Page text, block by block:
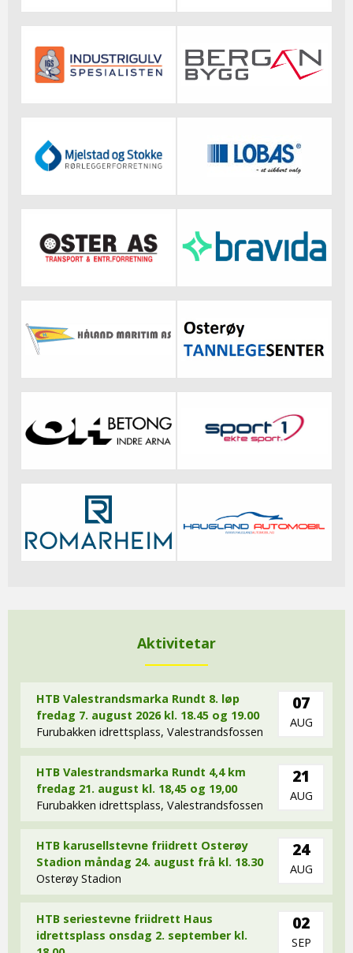
Aktivitetar
HTB Valestrandsmarka Rundt 8. løp
fredag 7. august 2026 kl. 18.45 og 19.00
Furubakken idrettsplass, Valestrandsfossen
07
AUG
HTB Valestrandsmarka Rundt 4,4 km
fredag 21. august kl. 18,45 og 19,00
Furubakken idrettsplass, Valestrandsfossen
21
AUG
HTB karusellstevne friidrett Osterøy
Stadion måndag 24. august frå kl. 18.30
Osterøy Stadion
24
AUG
HTB seriestevne friidrett Haus
idrettsplass onsdag 2. september kl.
02
SEP